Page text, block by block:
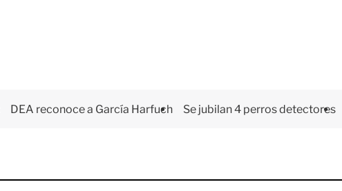
DEA reconoce a García Harfuch Se jubilan 4 perros detectores